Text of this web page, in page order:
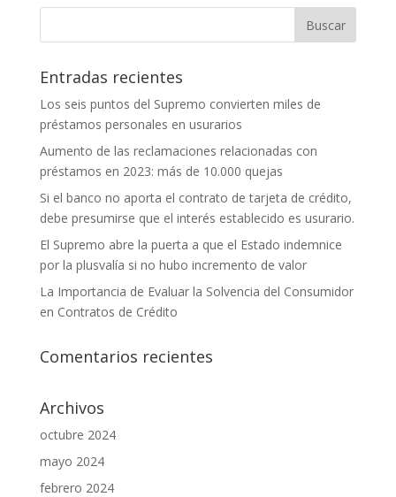
Entradas recientes
Los seis puntos del Supremo convierten miles de
préstamos personales en usurarios
Aumento de las reclamaciones relacionadas con
préstamos en 2023: más de 10.000 quejas
Si el banco no aporta el contrato de tarjeta de crédito,
debe presumirse que el interés establecido es usurario.
El Supremo abre la puerta a que el Estado indemnice
por la plusvalía si no hubo incremento de valor
La Importancia de Evaluar la Solvencia del Consumidor
en Contratos de Crédito
Comentarios recientes
Archivos
octubre 2024
mayo 2024
febrero 2024